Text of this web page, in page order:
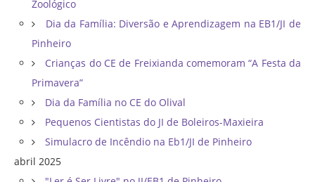
Zoológico
Dia da Família: Diversão e Aprendizagem na EB1/JI de
Pinheiro
Crianças do CE de Freixianda comemoram “A Festa da
Primavera”
Dia da Família no CE do Olival
Pequenos Cientistas do JI de Boleiros-Maxieira
Simulacro de Incêndio na Eb1/JI de Pinheiro
abril 2025